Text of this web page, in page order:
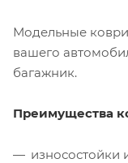
Модельные
вашего
багажник.
Преимущества
износостойки